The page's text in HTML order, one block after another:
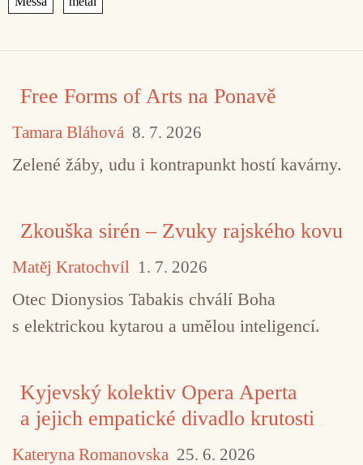
Free Forms of Arts na Ponavě
Tamara Bláhová 8. 7. 2026
Zelené žáby, udu i kontrapunkt hostí kavárny.
Zkouška sirén – Zvuky rajského kovu
Matěj Kratochvíl 1. 7. 2026
Otec Dionysios Tabakis chválí Boha
s elektrickou kytarou a umělou inteligencí.
Kyjevský kolektiv Opera Aperta
a jejich empatické divadlo krutosti
Kateryna Romanovska 25. 6. 2026